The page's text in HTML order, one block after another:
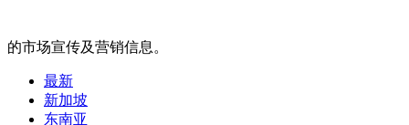
的市场宣传及营销信息。
最新
新加坡
东南亚